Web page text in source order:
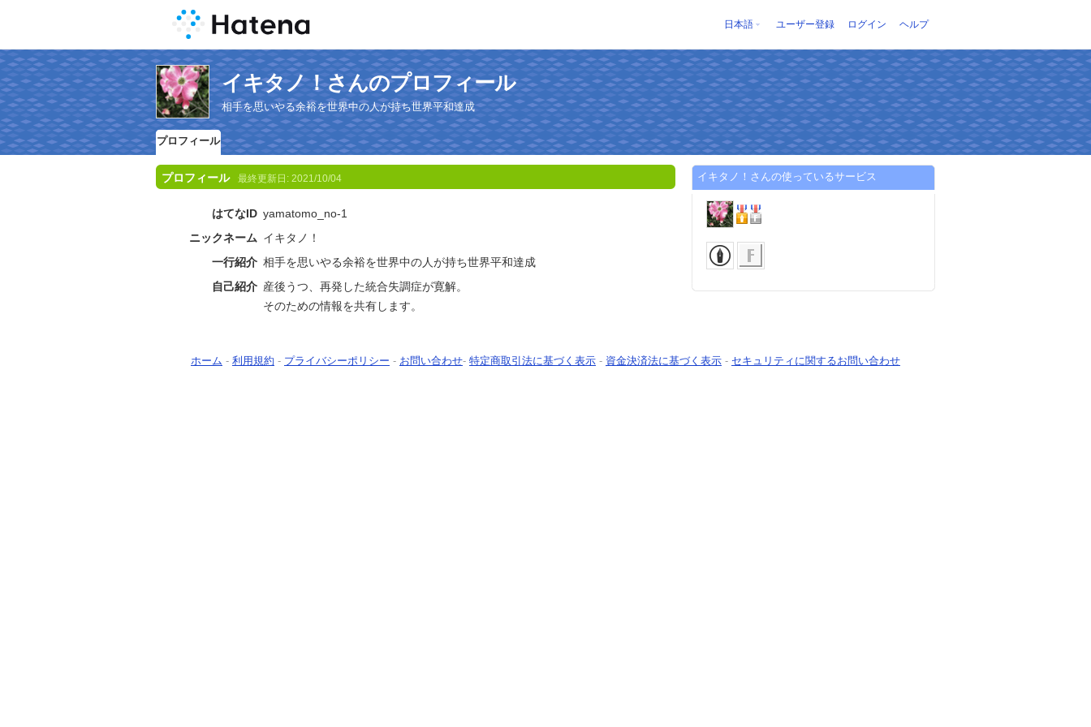
日本語 ユーザー登録 ログイン ヘルプ
イキタノ！さんのプロフィール
相手を思いやる余裕を世界中の人が持ち世界平和達成
プロフィール
プロフィール 最終更新日: 2021/10/04
はてなID yamatomo_no-1
ニックネーム イキタノ！
一行紹介 相手を思いやる余裕を世界中の人が持ち世界平和達成
自己紹介 産後うつ、再発した統合失調症が寛解。
そのための情報を共有します。
イキタノ！さんの使っているサービス
ホーム - 利用規約 - プライバシーポリシー - お問い合わせ- 特定商取引法に基づく表示 - 資金決済法に基づく表示 - セキュリティに関するお問い合わせ